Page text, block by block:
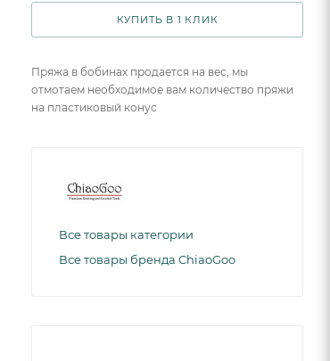
КУПИТЬ В 1 КЛИК
Пряжа в бобинах продается на вес, мы
отмотаем необходимое вам количество пряжи
на пластиковый конус
Все товары категории
Все товары бренда ChiaoGoo